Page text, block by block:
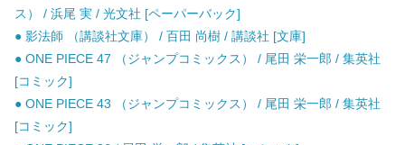
ス） / 浜尾 実 / 光文社 [ペーパーバック]
● 影法師 （講談社文庫） / 百田 尚樹 / 講談社 [文庫]
● ONE PIECE 47 （ジャンプコミックス） / 尾田 栄一郎 / 集英社
[コミック]
● ONE PIECE 43 （ジャンプコミックス） / 尾田 栄一郎 / 集英社
[コミック]